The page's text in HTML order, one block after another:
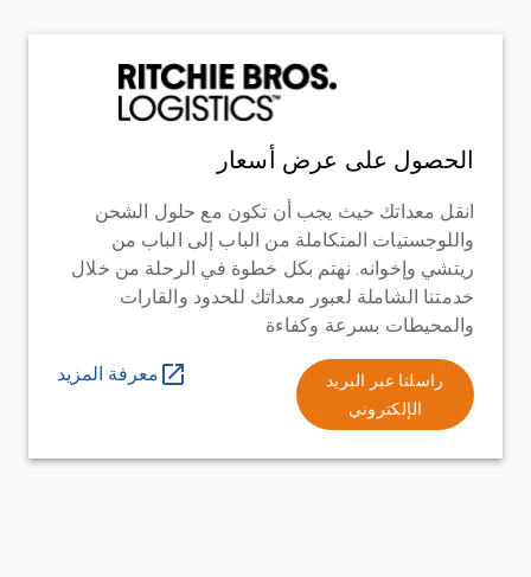
الحصول على عرض أسعار
انقل معداتك حيث يجب أن تكون مع حلول الشحن
واللوجستيات المتكاملة من الباب إلى الباب من
ريتشي وإخوانه. نهتم بكل خطوة في الرحلة من خلال
خدمتنا الشاملة لعبور معداتك للحدود والقارات
والمحيطات بسرعة وكفاءة
راسلنا عبر البريد
الإلكتروني
معرفة المزيد